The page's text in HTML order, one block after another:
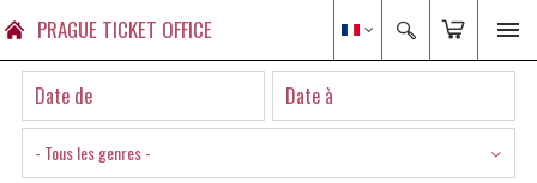
PRAGUE TICKET OFFICE
- Tous les genres -